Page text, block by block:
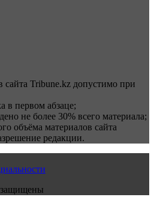
сайта Tribune.kz допустимо при
в первом абзаце;
не более 30% всего материала;
объёма материалов сайта
редакции.
защищены